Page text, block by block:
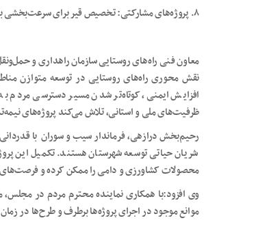
۸. پروژه‌های مشارکتی: تخصیص قیر برای سرعت‌بخشی به عملیات آسفالت راه‌های روستایی.
معاون فنی راه‌های روستایی سازمان راهداری و
نقش محوری راه‌های روستایی در توسعه متوازن
افزایش ایمنی، کوتاه‌تر شدن مسیر دسترسی مردم
ظرفیت‌های ملی و استانی، تلاش می‌کند پروژه‌های
رحیم‌بخش درازهی، فرماندار سیب و سوران با
شریان حیاتی توسعه شهرستان هستند. تکمیل این
محصولات کشاورزی و دامی را ممکن کرده و فرصت‌های
وی افزود:با همکاری نماینده محترم مردم در مجلس،
موانع موجود در اجرای پروژه‌ها برطرف و طرح‌ها در زمان